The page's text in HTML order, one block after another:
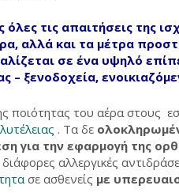
όλες τις απαιτήσεις της
αλλά και τα μέτρα
σε ένα υψηλό
– ξενοδοχεία,
ποιότητας του αέρα στους
. Τα δε
για την εφαρμογή της
αλλεργικές
σε ασθενείς με